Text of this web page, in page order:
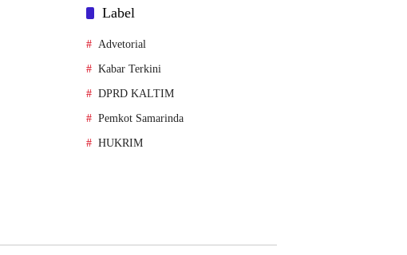
Label
Advetorial
Kabar Terkini
DPRD KALTIM
Pemkot Samarinda
HUKRIM